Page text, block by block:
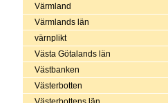
Värmland
Värmlands län
värnplikt
Västa Götalands län
Västbanken
Västerbotten